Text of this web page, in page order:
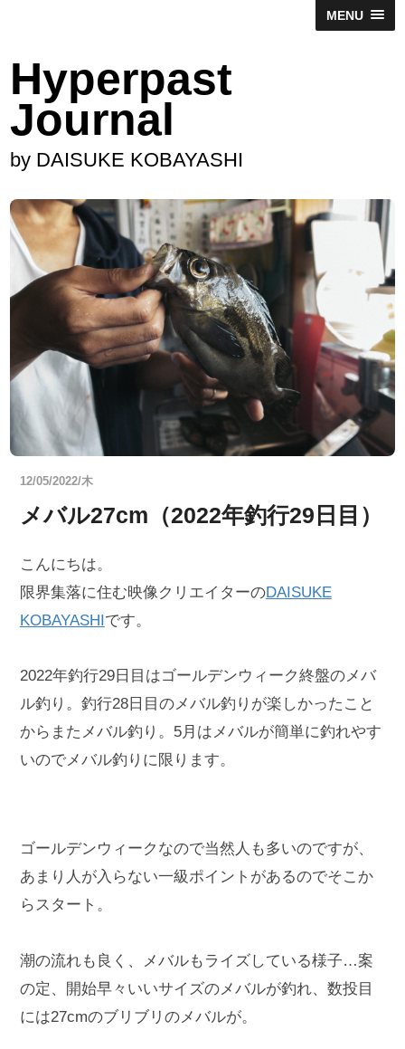
MENU
Hyperpast
Journal
by DAISUKE KOBAYASHI
12/05/2022/木
メバル27cm（2022年釣行29日目）
こんにちは。
限界集落に住む映像クリエイターのDAISUKE
KOBAYASHIです。
2022年釣行29日目はゴールデンウィーク終盤のメバ
ル釣り。釣行28日目のメバル釣りが楽しかったこと
からまたメバル釣り。5月はメバルが簡単に釣れやす
いのでメバル釣りに限ります。
ゴールデンウィークなので当然人も多いのですが、
あまり人が入らない一級ポイントがあるのでそこか
らスタート。
潮の流れも良く、メバルもライズしている様子…案
の定、開始早々いいサイズのメバルが釣れ、数投目
には27cmのブリブリのメバルが。